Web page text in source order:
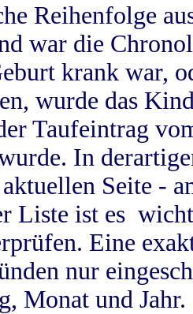
Reihenfolge
war die
krank war,
wurde das
Taufeintrag
In
Seite -
Liste ist es
Eine
nur
Monat und Jahr.